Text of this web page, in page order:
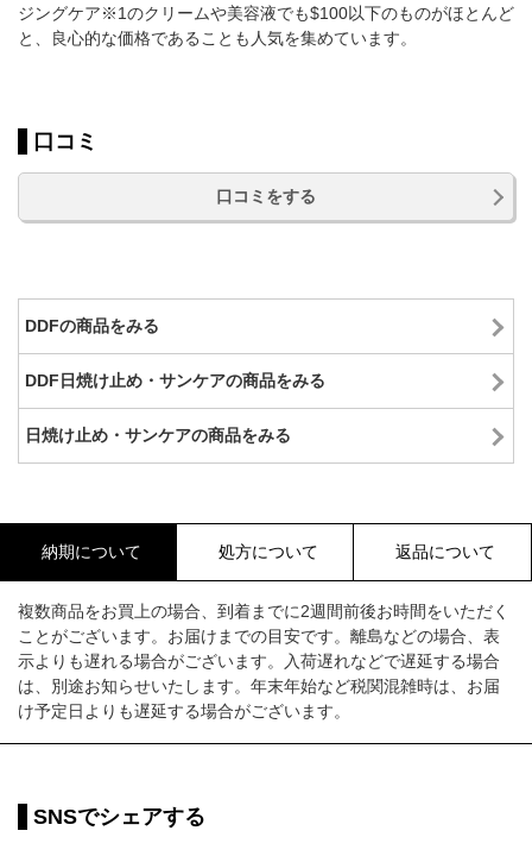
ジングケア※1のクリームや美容液でも$100以下のものがほとんど
と、良心的な価格であることも人気を集めています。
口コミ
口コミをする
DDFの商品をみる
DDF日焼け止め・サンケアの商品をみる
日焼け止め・サンケアの商品をみる
納期について 処方について 返品について
複数商品をお買上の場合、到着までに2週間前後お時間をいただく
ことがございます。お届けまでの目安です。離島などの場合、表
示よりも遅れる場合がございます。入荷遅れなどで遅延する場合
は、別途お知らせいたします。年末年始など税関混雑時は、お届
け予定日よりも遅延する場合がございます。
SNSでシェアする